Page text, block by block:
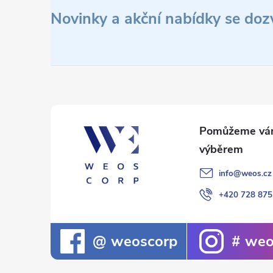
Novinky a akční nabídky se
info@weos.cz
+420 728
weoscorp